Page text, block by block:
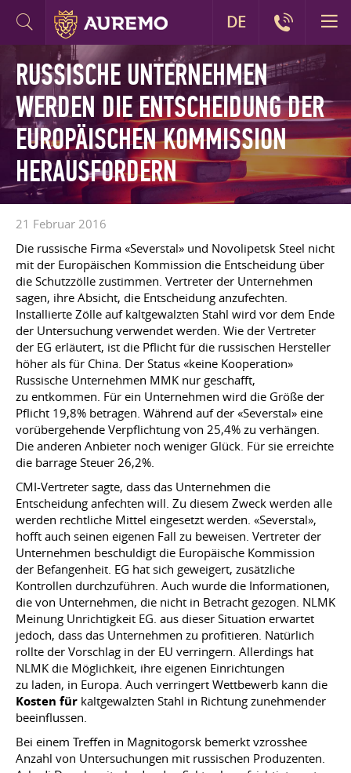
RUSSISCHE UNTERNEHMEN
WERDEN DIE ENTSCHEIDUNG DER
EUROPÄISCHEN KOMMISSION
HERAUSFORDERN
21 Februar 2016
Die russische Firma «Severstal» und Novolipetsk Steel nicht
mit der Europäischen Kommission die Entscheidung über
die Schutzzölle zustimmen. Vertreter der Unternehmen
sagen, ihre Absicht, die Entscheidung anzufechten.
Installierte Zölle auf kaltgewalzten Stahl wird vor dem Ende
der Untersuchung verwendet werden. Wie der Vertreter
der EG erläutert, ist die Pflicht für die russischen Hersteller
höher als für China. Der Status «keine Kooperation»
Russische Unternehmen MMK nur geschafft,
zu entkommen. Für ein Unternehmen wird die Größe der
Pflicht 19,8% betragen. Während auf der «Severstal» eine
vorübergehende Verpflichtung von 25,4% zu verhängen.
Die anderen Anbieter noch weniger Glück. Für sie erreichte
die barrage Steuer 26,2%.
CMI-Vertreter sagte, dass das Unternehmen die
Entscheidung anfechten will. Zu diesem Zweck werden alle
werden rechtliche Mittel eingesetzt werden. «Severstal»,
hofft auch seinen eigenen Fall zu beweisen. Vertreter der
Unternehmen beschuldigt die Europäische Kommission
der Befangenheit. EG hat sich geweigert, zusätzliche
Kontrollen durchzuführen. Auch wurde die Informationen,
die von Unternehmen, die nicht in Betracht gezogen. NLMK
Meinung Unrichtigkeit EG. aus dieser Situation erwartet
jedoch, dass das Unternehmen zu profitieren. Natürlich
rollte der Vorschlag in der EU verringern. Allerdings hat
NLMK die Möglichkeit, ihre eigenen Einrichtungen
zu laden, in Europa. Auch verringert Wettbewerb kann die
Kosten für kaltgewalzten Stahl in Richtung zunehmender
beeinflussen.
Bei einem Treffen in Magnitogorsk bemerkt vzrosshee
Anzahl von Untersuchungen mit russischen Produzenten.
DE